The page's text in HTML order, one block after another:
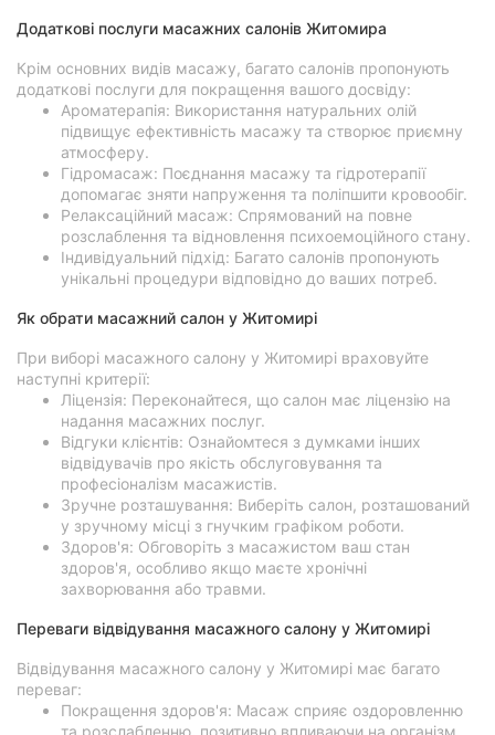
Додаткові послуги масажних салонів Житомира
Крім основних видів масажу, багато салонів пропонують
додаткові послуги для покращення вашого досвіду:
Ароматерапія: Використання натуральних олій
підвищує ефективність масажу та створює приємну
атмосферу.
Гідромасаж: Поєднання масажу та гідротерапії
допомагає зняти напруження та поліпшити кровообіг.
Релаксаційний масаж: Спрямований на повне
розслаблення та відновлення психоемоційного стану.
Індивідуальний підхід: Багато салонів пропонують
унікальні процедури відповідно до ваших потреб.
Як обрати масажний салон у Житомирі
При виборі масажного салону у Житомирі враховуйте
наступні критерії:
Ліцензія: Переконайтеся, що салон має ліцензію на
надання масажних послуг.
Відгуки клієнтів: Ознайомтеся з думками інших
відвідувачів про якість обслуговування та
професіоналізм масажистів.
Зручне розташування: Виберіть салон, розташований
у зручному місці з гнучким графіком роботи.
Здоров'я: Обговоріть з масажистом ваш стан
здоров'я, особливо якщо маєте хронічні
захворювання або травми.
Переваги відвідування масажного салону у Житомирі
Відвідування масажного салону у Житомирі має багато
переваг:
Покращення здоров'я: Масаж сприяє оздоровленню